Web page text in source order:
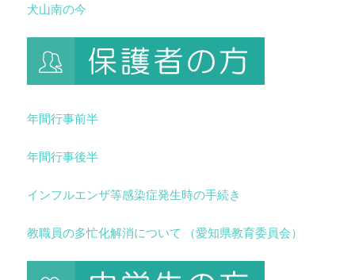
犬山南の今
年間行事前半
年間行事後半
インフルエンザ等感染症発生時の手続き
教職員の多忙化解消について （愛知県教育委員会）